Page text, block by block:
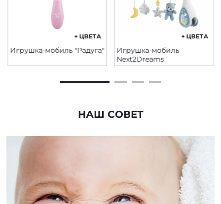
+ ЦВЕТА
Игрушка-мобиль "Радуга"
+ ЦВЕТА
Игрушка-мобиль
Next2Dreams
НАШ СОВЕТ